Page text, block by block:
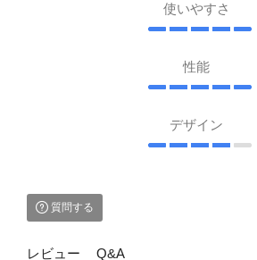
使いやすさ
性能
デザイン
質問する
レビュー Q&A